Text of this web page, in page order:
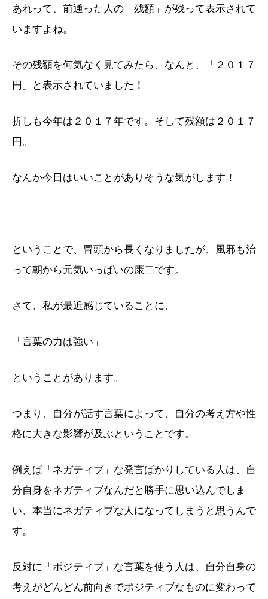
あれって、前通った人の「残額」が残って表示されて
いますよね。
その残額を何気なく見てみたら、なんと、「２０１７
円」と表示されていました！
折しも今年は２０１７年です。そして残額は２０１７
円。
なんか今日はいいことがありそうな気がします！
ということで、冒頭から長くなりましたが、風邪も治
って朝から元気いっぱいの康二です。
さて、私が最近感じていることに、
「言葉の力は強い」
ということがあります。
つまり、自分が話す言葉によって、自分の考え方や性
格に大きな影響が及ぶということです。
例えば「ネガティブ」な発言ばかりしている人は、自
分自身をネガティブなんだと勝手に思い込んでしま
い、本当にネガティブな人になってしまうと思うんで
す。
反対に「ポジティブ」な言葉を使う人は、自分自身の
考えがどんどん前向きでポジティブなものに変わって